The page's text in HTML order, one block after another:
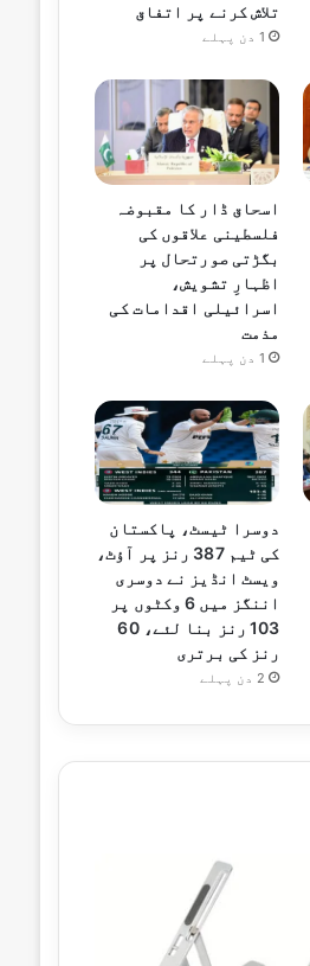
تلاش کرنے پر اتفاق
1 دن پہلے
اسحاق ڈار کا مقبوضہ
فلسطینی علاقوں کی
بگڑتی صورتحال پر
اظہارِ تشویش،
اسرائیلی اقدامات کی
مذمت
1 دن پہلے
دوسرا ٹیسٹ، پاکستان
کی ٹیم 387 رنز پر آؤٹ،
ویسٹ انڈیز نے دوسری
اننگز میں 6 وکٹوں پر
103 رنز بنا لئے، 60
رنز کی برتری
2 دن پہلے